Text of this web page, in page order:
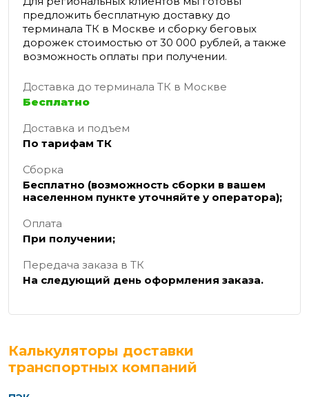
предложить бесплатную доставку до
терминала ТК в Москве и сборку беговых
дорожек стоимостью от 30 000 рублей, а также
возможность оплаты при получении.
Доставка до терминала ТК в Москве
Бесплатно
Доставка и подъем
По тарифам ТК
Сборка
Бесплатно (возможность сборки в вашем
населенном пункте уточняйте у оператора);
Оплата
При получении;
Передача заказа в ТК
На следующий день оформления заказа.
Калькуляторы доставки
транспортных компаний